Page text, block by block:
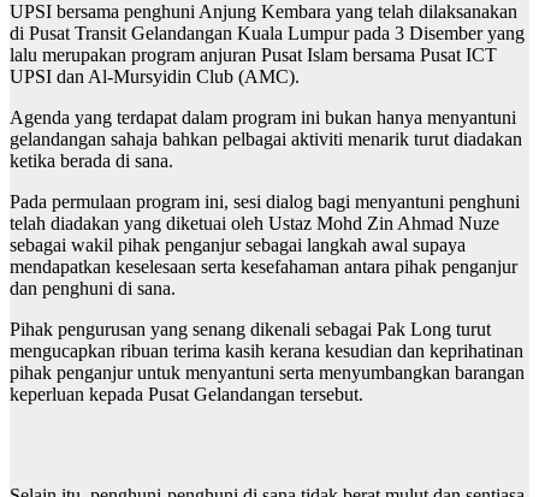
UPSI bersama penghuni Anjung Kembara yang telah dilaksanakan
di Pusat Transit Gelandangan Kuala Lumpur pada 3 Disember yang
lalu merupakan program anjuran Pusat Islam bersama Pusat ICT
UPSI dan Al-Mursyidin Club (AMC).
Agenda yang terdapat dalam program ini bukan hanya menyantuni
gelandangan sahaja bahkan pelbagai aktiviti menarik turut diadakan
ketika berada di sana.
Pada permulaan program ini, sesi dialog bagi menyantuni penghuni
telah diadakan yang diketuai oleh Ustaz Mohd Zin Ahmad Nuze
sebagai wakil pihak penganjur sebagai langkah awal supaya
mendapatkan keselesaan serta kesefahaman antara pihak penganjur
dan penghuni di sana.
Pihak pengurusan yang senang dikenali sebagai Pak Long turut
mengucapkan ribuan terima kasih kerana kesudian dan keprihatinan
pihak penganjur untuk menyantuni serta menyumbangkan barangan
keperluan kepada Pusat Gelandangan tersebut.